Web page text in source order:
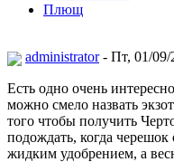
Плющ
administrator- Пт, 01/09/
Есть одно очень
можно смело назвать
того чтобы получить
подождать, когда черешок
жидким удобрением, а